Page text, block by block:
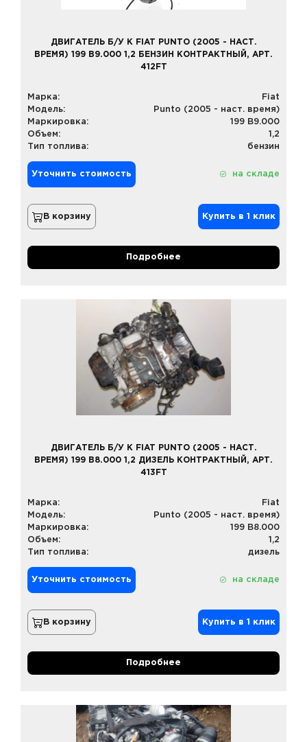
ДВИГАТЕЛЬ Б/У К FIAT PUNTO (2005 - НАСТ.
ВРЕМЯ) 199 B9.000 1,2 БЕНЗИН КОНТРАКТНЫЙ, АРТ.
412FT
Марка:
Fiat
Модель:
Punto (2005 - наст. время)
Маркировка:
199 B9.000
Объем:
1,2
Тип топлива:
бензин
Уточнить стоимость на складе
В корзину Купить в 1 клик
Подробнее
ДВИГАТЕЛЬ Б/У К FIAT PUNTO (2005 - НАСТ.
ВРЕМЯ) 199 B8.000 1,2 ДИЗЕЛЬ КОНТРАКТНЫЙ, АРТ.
413FT
Марка:
Fiat
Модель:
Punto (2005 - наст. время)
Маркировка:
199 B8.000
Объем:
1,2
Тип топлива:
дизель
Уточнить стоимость на складе
В корзину Купить в 1 клик
Подробнее